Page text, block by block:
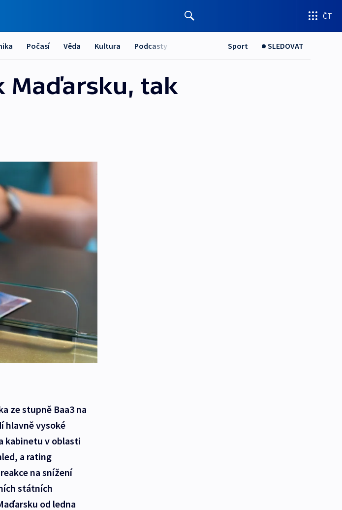
ČT
Počasí Věda Kultura Podcasty Sport SLEDOVAT
Maďarsku, tak
ze stupně Baa3 na
hlavně vysoké
kabinetu v oblasti
a rating
na snížení
státních
od ledna